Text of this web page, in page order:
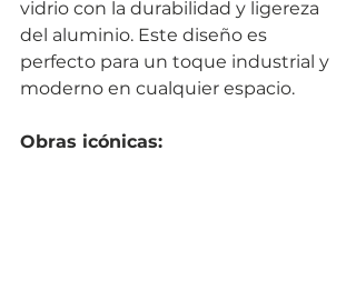
vidrio con la durabilidad y ligereza
del aluminio. Este diseño es
perfecto para un toque industrial y
moderno en cualquier espacio.
Obras icónicas: